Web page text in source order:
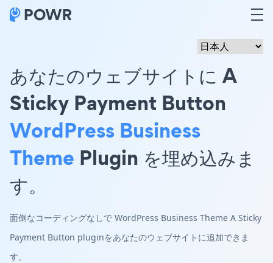
あなたのウェブサイトに A
Sticky Payment Button
WordPress Business
Theme Plugin を埋め込みま
す。
面倒なコーディングなしで WordPress Business Theme A Sticky
Payment Button pluginをあなたのウェブサイトに追加できま
す。